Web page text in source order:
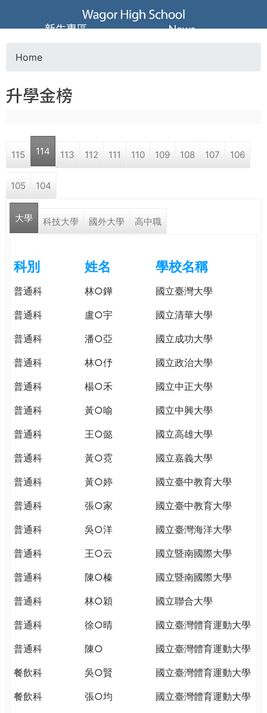
Jump to navigation
葳
格
高
學
格。
WAGOR
TODAY
THE
WORLD
PUTTING
YOU
THE
CITIZENSHIP
o
a
r
e
e
r
e
Home
升學金榜
115 114 113 112 111 110 109 108 107 106
105 104
大學 科技大學 國外大學 高中職
科別 姓名 學校名稱
普通科 林○鏵
國立臺灣大學
普通科
盧○宇
國立清華大學
普通科
潘○亞
國立成功大學
普通科
林○伃
國立政治大學
普通科
楊○禾
國立中正大學
普通科
黃○喻
國立中興大學
普通科
王○懿
國立高雄大學
普通科
黃○霓
國立嘉義大學
普通科
黃○婷
國立臺中教育大學
普通科
張○家
國立臺中教育大學
普通科
吳○洋
國立臺灣海洋大學
普通科
王○云
國立暨南國際大學
普通科
陳○榛
國立暨南國際大學
普通科
林○穎
國立聯合大學
普通科
徐○晴
國立臺灣體育運動大學
普通科
陳○
國立臺灣體育運動大學
餐飲科
吳○賢
國立臺灣體育運動大學
餐飲科
張○均
國立臺灣體育運動大學
新生專區 News